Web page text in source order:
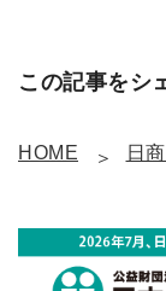
この記事をシ
HOME 日